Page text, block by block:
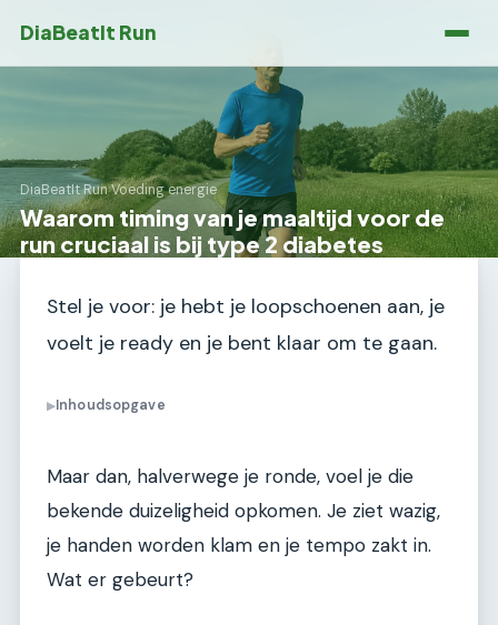
DiaBeatIt Run
DiaBeatIt Run›Voeding energie
Waarom timing van je maaltijd voor de
run cruciaal is bij type 2 diabetes
Stel je voor: je hebt je loopschoenen aan, je
voelt je ready en je bent klaar om te gaan.
▶Inhoudsopgave
Maar dan, halverwege je ronde, voel je die
bekende duizeligheid opkomen. Je ziet wazig,
je handen worden klam en je tempo zakt in.
Wat er gebeurt?